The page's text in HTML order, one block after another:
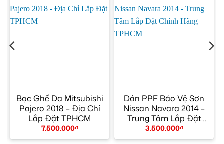
Bọc Ghế Da Mitsubishi
Pajero 2018 – Địa Chỉ
Lắp Đặt TPHCM
7.500.000₫
Dán PPF Bảo Vệ Sơn
Nissan Navara 2014 –
Trung Tâm Lắp Đặt
Chính Hãng TPHCM
3.500.000₫